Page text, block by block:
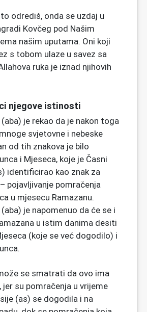
odrediš, onda se uzdaj u
Kovčeg pod Našim
našim uputama. Oni koji
s tobom ulaze u savez sa
ruka je iznad njihovih
njegove istinosti
je rekao da je nakon toga
svjetovne i nebeske
od tih znakova je bilo
i Mjeseca, koje je Časni
identificirao kao znak za
pojavljivanje pomračenja
u mjesecu Ramazanu.
je napomenuo da će se i
u istim danima desiti
(koje se već dogodilo) i
se smatrati da ovo ima
su pomračenja u vrijeme
(as) se dogodila i na